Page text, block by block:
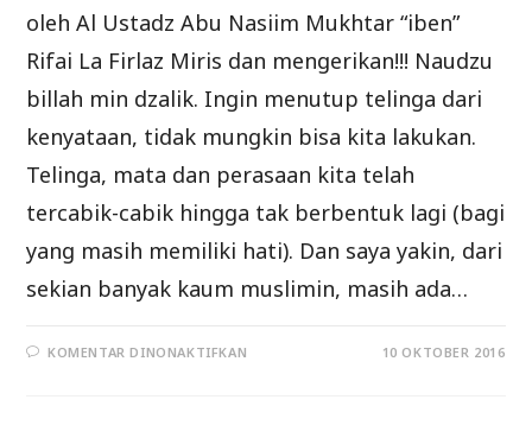
oleh Al Ustadz Abu Nasiim Mukhtar “iben”
Rifai La Firlaz Miris dan mengerikan!!! Naudzu
billah min dzalik. Ingin menutup telinga dari
kenyataan, tidak mungkin bisa kita lakukan.
Telinga, mata dan perasaan kita telah
tercabik-cabik hingga tak berbentuk lagi (bagi
yang masih memiliki hati). Dan saya yakin, dari
sekian banyak kaum muslimin, masih ada…
KOMENTAR DINONAKTIFKAN 10 OKTOBER 2016